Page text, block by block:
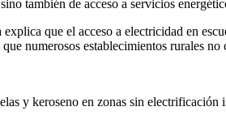
también de acceso a servicios
que el acceso a electricidad en
numerosos establecimientos rurales
y keroseno en zonas sin electrificación